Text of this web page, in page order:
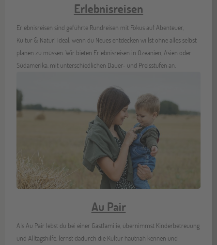
Erlebnisreisen
Erlebnisreisen sind geführte Rundreisen mit Fokus auf Abenteuer,
Kultur & Natur! Ideal, wenn du Neues entdecken willst ohne alles selbst
planen zu müssen. Wir bieten Erlebnisreisen in Ozeanien, Asien oder
Südamerika, mit unterschiedlichen Dauer- und Preisstufen an.
Au Pair
Als Au Pair lebst du bei einer Gastfamilie, übernimmst Kinderbetreuung
und Alltagshilfe, lernst dadurch die Kultur hautnah kennen und